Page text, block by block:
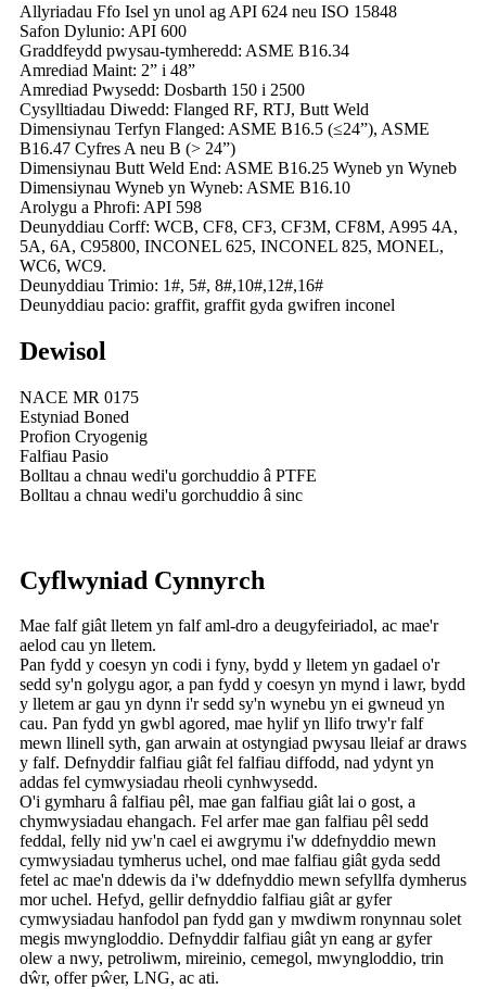
Allyriadau Ffo Isel yn unol ag API 624 neu ISO 15848
Safon Dylunio: API 600
Graddfeydd pwysau-tymheredd: ASME B16.34
Amrediad Maint: 2” i 48”
Amrediad Pwysedd: Dosbarth 150 i 2500
Cysylltiadau Diwedd: Flanged RF, RTJ, Butt Weld
Dimensiynau Terfyn Flanged: ASME B16.5 (≤24”), ASME
B16.47 Cyfres A neu B (> 24”)
Dimensiynau Butt Weld End: ASME B16.25 Wyneb yn Wyneb
Dimensiynau Wyneb yn Wyneb: ASME B16.10
Arolygu a Phrofi: API 598
Deunyddiau Corff: WCB, CF8, CF3, CF3M, CF8M, A995 4A,
5A, 6A, C95800, INCONEL 625, INCONEL 825, MONEL,
WC6, WC9.
Deunyddiau Trimio: 1#, 5#, 8#,10#,12#,16#
Deunyddiau pacio: graffit, graffit gyda gwifren inconel
Dewisol
NACE MR 0175
Estyniad Boned
Profion Cryogenig
Falfiau Pasio
Bolltau a chnau wedi'u gorchuddio â PTFE
Bolltau a chnau wedi'u gorchuddio â sinc
Cyflwyniad Cynnyrch
Mae falf giât lletem yn falf aml-dro a deugyfeiriadol, ac mae'r
aelod cau yn lletem.
Pan fydd y coesyn yn codi i fyny, bydd y lletem yn gadael o'r
sedd sy'n golygu agor, a pan fydd y coesyn yn mynd i lawr, bydd
y lletem ar gau yn dynn i'r sedd sy'n wynebu yn ei gwneud yn
cau. Pan fydd yn gwbl agored, mae hylif yn llifo trwy'r falf
mewn llinell syth, gan arwain at ostyngiad pwysau lleiaf ar draws
y falf. Defnyddir falfiau giât fel falfiau diffodd, nad ydynt yn
addas fel cymwysiadau rheoli cynhwysedd.
O'i gymharu â falfiau pêl, mae gan falfiau giât lai o gost, a
chymwysiadau ehangach. Fel arfer mae gan falfiau pêl sedd
feddal, felly nid yw'n cael ei awgrymu i'w ddefnyddio mewn
cymwysiadau tymherus uchel, ond mae falfiau giât gyda sedd
fetel ac mae'n ddewis da i'w ddefnyddio mewn sefyllfa dymherus
mor uchel. Hefyd, gellir defnyddio falfiau giât ar gyfer
cymwysiadau hanfodol pan fydd gan y mwdiwm ronynnau solet
megis mwyngloddio. Defnyddir falfiau giât yn eang ar gyfer
olew a nwy, petroliwm, mireinio, cemegol, mwyngloddio, trin
dŵr, offer pŵer, LNG, ac ati.